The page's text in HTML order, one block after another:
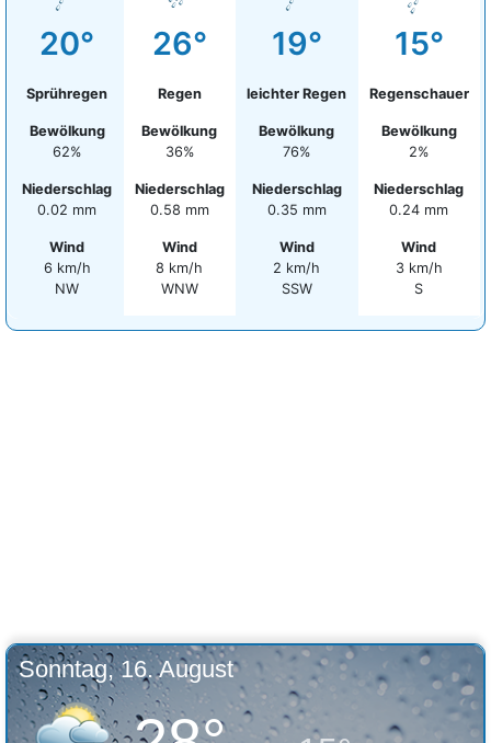
20°
Sprühregen
Bewölkung
62%
Niederschlag
0.02 mm
Wind
6 km/h
NW
26°
Regen
Bewölkung
36%
Niederschlag
0.58 mm
Wind
8 km/h
WNW
19°
leichter Regen
Bewölkung
76%
Niederschlag
0.35 mm
Wind
2 km/h
SSW
15°
Regenschauer
Bewölkung
2%
Niederschlag
0.24 mm
Wind
3 km/h
S
Sonntag, 16. August